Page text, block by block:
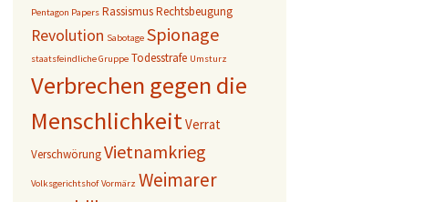
Pentagon Papers RassismusRechtsbeugung
Revolution Sabotage Spionage
staatsfeindliche Gruppe Todesstrafe Umsturz
Verbrechen gegen die
MenschlichkeitVerrat
VerschwörungVietnamkrieg
Volksgerichtshof Vormärz Weimarer